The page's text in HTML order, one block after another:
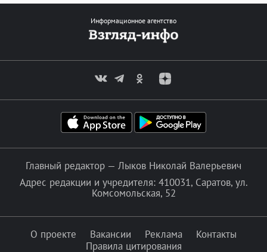
Информационное агентство
Главный редактор — Лыков Николай Валерьевич
Адрес редакции и учредителя: 410031, Саратов, ул.
Комсомольская, 52
О проекте Вакансии Реклама
Контакты
Правила цитирования